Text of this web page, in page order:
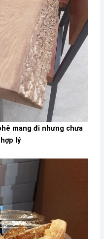
mang đi nhưng chưa
lý